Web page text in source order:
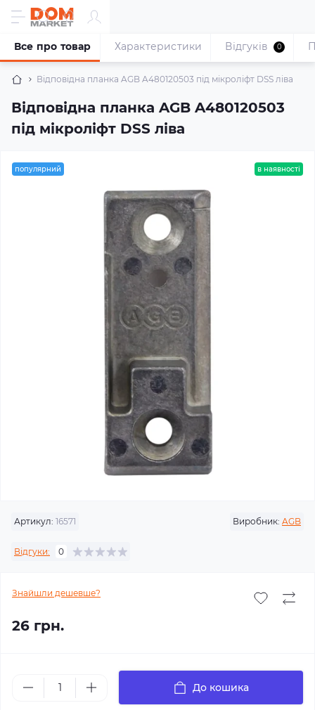
Відповідна планка AGB A480120503 під мікроліфт DSS ліва
Відповідна планка AGB A480120503
під мікроліфт DSS ліва
Все про товар Характеристики Відгуків 0
популярний в наявності
Артикул: 16571 Виробник: AGB
Відгуки: 0
Знайшли дешевше?
26 грн.
До кошика